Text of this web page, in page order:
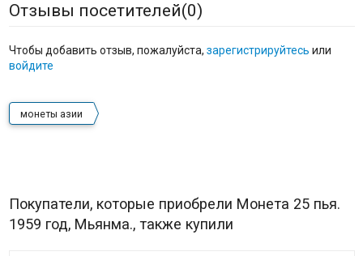
Отзывы посетителей(0)
Чтобы добавить отзыв, пожалуйста, зарегистрируйтесь или
войдите
монеты азии
Покупатели, которые приобрели Монета 25 пья.
1959 год, Мьянма., также купили